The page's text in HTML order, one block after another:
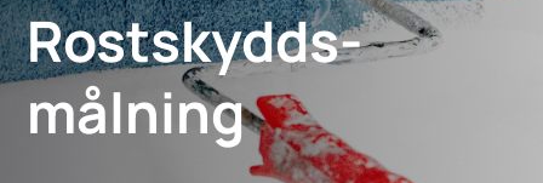
Rostskydds­
målning